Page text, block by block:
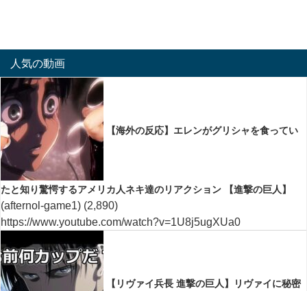
人気の動画
【海外の反応】エレンがグリシャを食ってい
たと知り驚愕するアメリカ人ネキ達のリアクション 【進撃の巨人】
(afternol-game1) (2,890)
https://www.youtube.com/watch?v=1U8j5ugXUa0
【リヴァイ兵長 進撃の巨人】リヴァイに秘密